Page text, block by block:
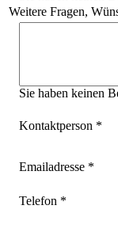
Weitere Fragen,
Sie haben keinen
Kontaktperson *
Emailadresse *
Telefon *